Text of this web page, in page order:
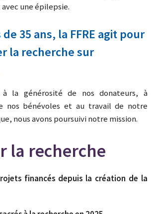
une épilepsie.
35 ans, la FFRE agit pour
la recherche sur
à la générosité de nos donateurs, à
nos bénévoles et au travail de notre
nous avons poursuivi notre mission.
la recherche
financés depuis la création de la